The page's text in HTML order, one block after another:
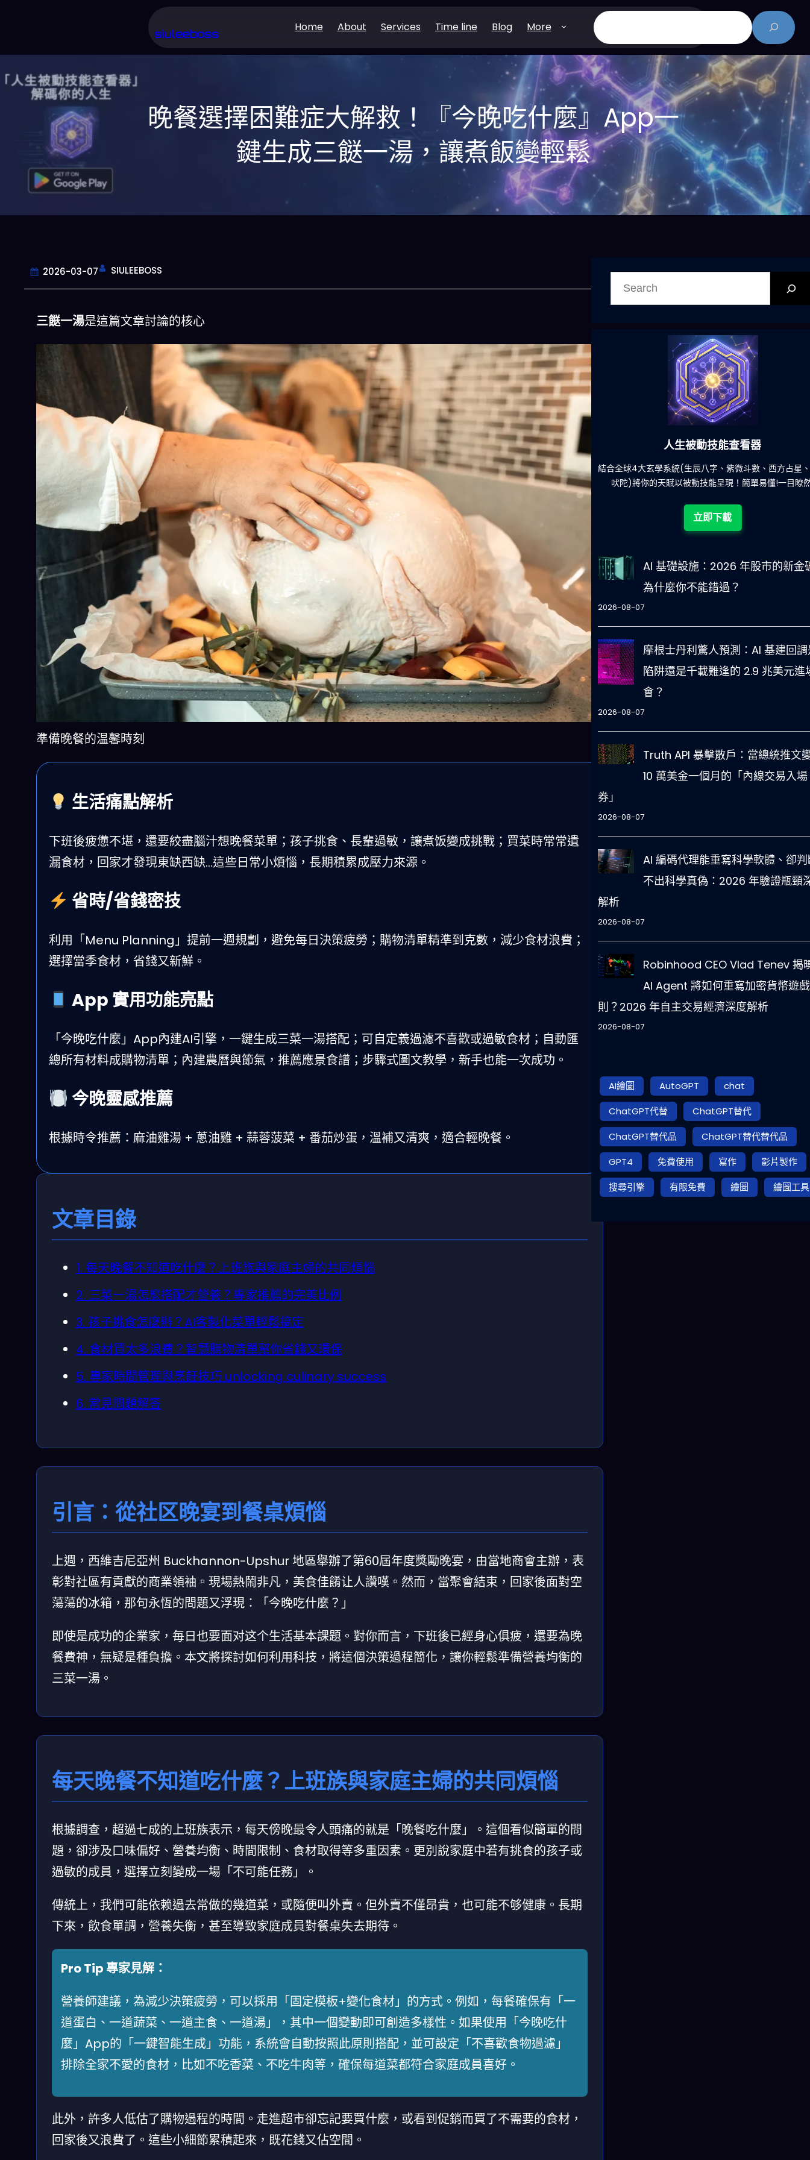
主
要
siuleeboss Home About Services Time line Blog More
搜
尋
晚餐選擇困難症大解救！『今晚吃什麼』App一
鍵生成三餸一湯，讓煮飯變輕鬆
2026-03-07 SIULEEBOSS
三餸一湯是這篇文章討論的核心
準備晚餐的温馨時刻
生活痛點解析
下班後疲憊不堪，還要絞盡腦汁想晚餐菜單；孩子挑食、長輩過敏，讓煮饭變成挑戰；買菜時常常遺
漏食材，回家才發現東缺西缺…這些日常小煩惱，長期積累成壓力來源。
省時/省錢密技
利用「Menu Planning」提前一週規劃，避免每日決策疲勞；購物清單精準到克數，減少食材浪費；
選擇當季食材，省錢又新鮮。
App 實用功能亮點
「今晚吃什麼」App內建AI引擎，一鍵生成三菜一湯搭配；可自定義過濾不喜歡或過敏食材；自動匯
總所有材料成購物清單；內建農曆與節氣，推薦應景食譜；步驟式圖文教學，新手也能一次成功。
今晚靈感推薦
根據時令推薦：麻油雞湯 + 蔥油雞 + 蒜蓉菠菜 + 番茄炒蛋，溫補又清爽，適合輕晚餐。
文章目錄
1. 每天晚餐不知道吃什麼？上班族與家庭主婦的共同煩惱
2. 三菜一湯怎麼搭配才營養？專家推薦的完美比例
3. 孩子挑食怎麼辦？AI客製化菜單輕鬆搞定
4. 食材買太多浪費？智慧購物清單幫你省錢又環保
5. 專家時間管理與烹飪技巧 unlocking culinary success
6. 常見問題解答
引言：從社区晚宴到餐桌煩惱
上週，西維吉尼亞州 Buckhannon-Upshur 地區舉辦了第60屆年度獎勵晚宴，由當地商會主辦，表
彰對社區有貢獻的商業領袖。現場熱鬧非凡，美食佳餚让人讚嘆。然而，當聚會結束，回家後面對空
蕩蕩的冰箱，那句永恆的問題又浮現：「今晚吃什麼？」
即使是成功的企業家，毎日也要面对这个生活基本課題。對你而言，下班後已經身心俱疲，還要為晚
餐費神，無疑是種負擔。本文將探討如何利用科技，將這個決策過程簡化，讓你輕鬆準備營養均衡的
三菜一湯。
每天晚餐不知道吃什麼？上班族與家庭主婦的共同煩惱
根據調查，超過七成的上班族表示，每天傍晚最令人頭痛的就是「晚餐吃什麼」。這個看似簡單的問
題，卻涉及口味偏好、營養均衡、時間限制、食材取得等多重因素。更別說家庭中若有挑食的孩子或
過敏的成員，選擇立刻變成一場「不可能任務」。
傳統上，我們可能依赖過去常做的幾道菜，或隨便叫外賣。但外賣不僅昂貴，也可能不够健康。長期
下來，飲食單調，營養失衡，甚至導致家庭成員對餐桌失去期待。
Pro Tip 專家見解：
營養師建議，為減少決策疲勞，可以採用「固定模板+變化食材」的方式。例如，每餐確保有「一
道蛋白、一道蔬菜、一道主食、一道湯」，其中一個變動即可創造多樣性。如果使用「今晚吃什
麼」App的「一鍵智能生成」功能，系統會自動按照此原則搭配，並可設定「不喜歡食物過濾」
排除全家不愛的食材，比如不吃香菜、不吃牛肉等，確保每道菜都符合家庭成員喜好。
此外，許多人低估了購物過程的時間。走進超市卻忘記要買什麼，或看到促銷而買了不需要的食材，
回家後又浪費了。這些小細節累積起來，既花錢又佔空間。
今晚吃什麽
一鍵配搭出三餸一湯的完美晚餐組合,以後免除晚餐吃什麽的煩
立即下載
人生被動技能查看器
結合全球4大玄學系統(生辰八字、紫微斗數、西方占星、印
吠陀)將你的天賦以被動技能呈現！簡單易懂!一目瞭然!
立即下載
AI 基礎設施：2026 年股市的新金
為什麼你不能錯過？
2026-08-07
摩根士丹利驚人預測：AI 基建回
陷阱還是千載難逢的 2.9 兆美元進
會？
2026-08-07
Truth API 暴擊散戶：當總統推文
10 萬美金一個月的「內線交易入場
券」
2026-08-07
AI 編碼代理能重寫科學軟體、卻
不出科學真偽：2026 年驗證瓶頸
解析
2026-08-07
Robinhood CEO Vlad Tenev 揭
AI Agent 將如何重寫加密貨幣遊
則？2026 年自主交易經濟深度解析
2026-08-07
AI繪圖 AutoGPT
chat
ChatGPT代替
ChatGPT替代
ChatGPT替代品
ChatGPT替代替代品
GPT4
免費使用 寫作
影片製作
搜尋引擎
有限免費 繪圖 繪圖工具